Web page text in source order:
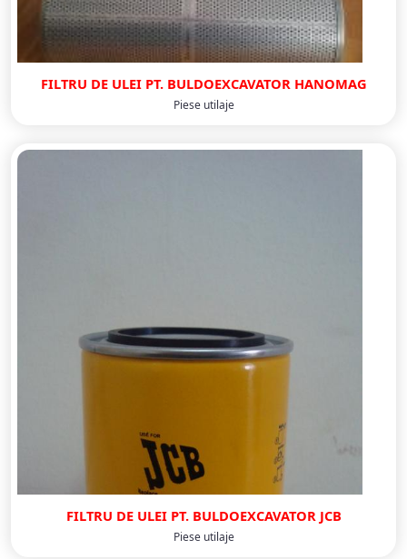
FILTRU DE ULEI PT. BULDOEXCAVATOR HANOMAG
Piese utilaje
FILTRU DE ULEI PT. BULDOEXCAVATOR JCB
Piese utilaje